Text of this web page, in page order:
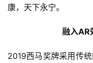
康，天下永宁。
融入AR
2019西马奖牌采用传